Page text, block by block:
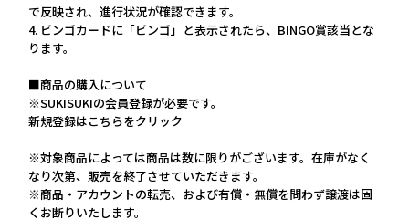
で反映され、進行状況が確認できます。
4. ビンゴカードに「ビンゴ」と表示されたら、BINGO賞該当とな
ります。
■商品の購入について
※SUKISUKIの会員登録が必要です。
新規登録はこちらをクリック
※対象商品によっては商品は数に限りがございます。在庫がなく
なり次第、販売を終了させていただきます。
※商品・アカウントの転売、および有償・無償を問わず譲渡は固
くお断りいたします。